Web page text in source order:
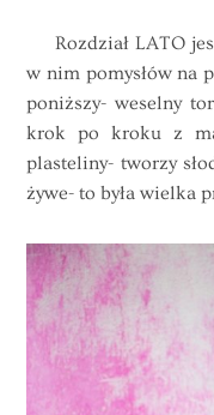
Rozdział LATO
w nim pomysłów na
poniższy- weselny
krok po kroku z
plasteliny- tworzy
żywe- to była wielka